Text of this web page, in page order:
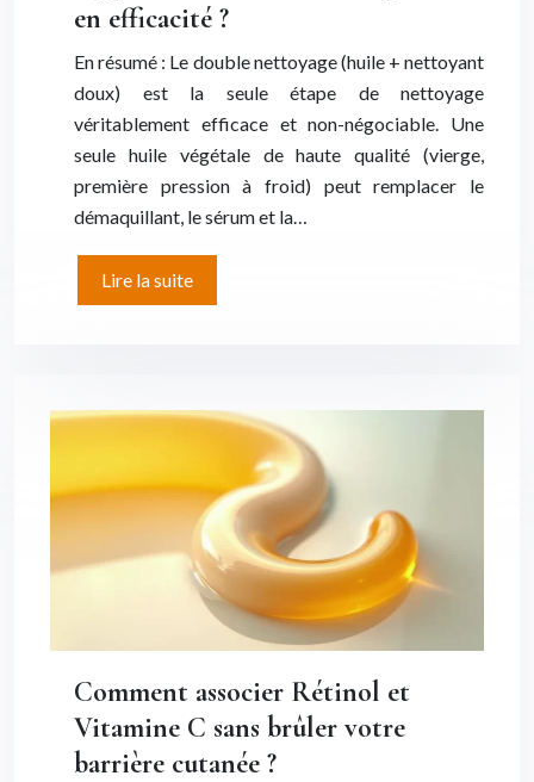
en efficacité ?
En résumé : Le double nettoyage (huile + nettoyant
doux) est la seule étape de nettoyage
véritablement efficace et non-négociable. Une
seule huile végétale de haute qualité (vierge,
première pression à froid) peut remplacer le
démaquillant, le sérum et la…
Lire la suite
Comment associer Rétinol et
Vitamine C sans brûler votre
barrière cutanée ?